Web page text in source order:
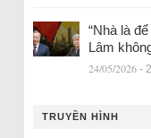
“Nhà là
Lâm
24/05/2026 -
TRUYỀN HÌNH